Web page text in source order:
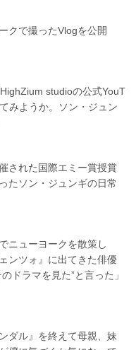
クで撮ったVlogを公開
studioの公式YouT
みようか。ソン・ジュン
された国際エミー賞授賞
たソン・ジュンギの日常
ニューヨークを散策し
ンツォ』に出てきた俳優
ドラマを見た”と言った」
ダル』を終えて母親、妹